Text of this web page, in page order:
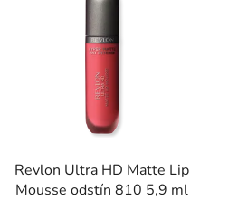
Revlon Ultra HD Matte Lip
Mousse odstín 810 5,9 ml